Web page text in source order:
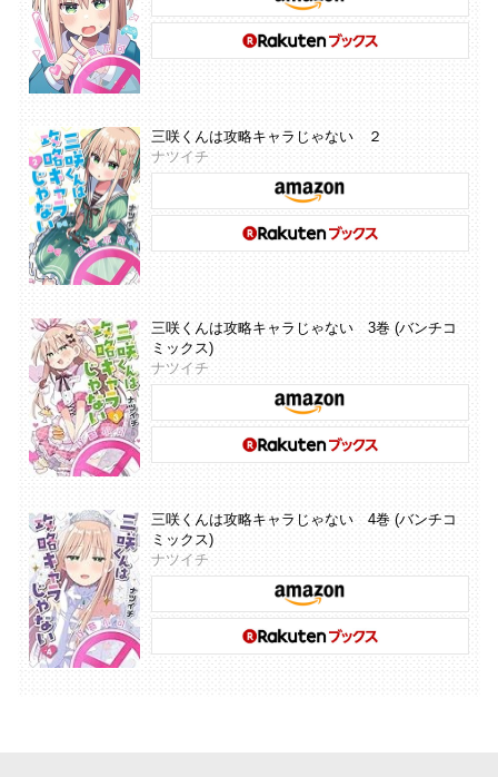
三咲くんは攻略キャラじゃない ２
ナツイチ
三咲くんは攻略キャラじゃない 3巻 (バンチコ
ミックス)
ナツイチ
三咲くんは攻略キャラじゃない 4巻 (バンチコ
ミックス)
ナツイチ